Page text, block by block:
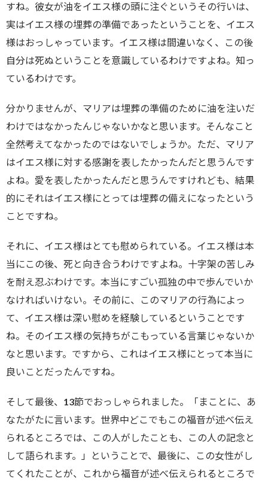
すね。彼女が油をイエス様の頭に注ぐというその行いは、
実はイエス様の埋葬の準備であったということを、イエス
様はおっしゃっています。イエス様は間違いなく、この後
自分は死ぬということを意識しているわけですよね。知っ
ているわけです。
分かりませんが、マリアは埋葬の準備のために油を注いだ
わけではなかったんじゃないかなと思います。そんなこと
全然考えてなかったのではないでしょうか。ただ、マリア
はイエス様に対する感謝を表したかったんだと思うんです
よね。愛を表したかったんだと思うんですけれども、結果
的にそれはイエス様にとっては埋葬の備えになったという
ことですね。
それに、イエス様はとても慰められている。イエス様は本
当にこの後、死と向き合うわけですよね。十字架の苦しみ
を耐え忍ぶわけです。本当にすごい孤独の中で歩んでいか
なければいけない。その前に、このマリアの行為によっ
て、イエス様は深い慰めを経験しているということです
ね。そのイエス様の気持ちがこもっている言葉じゃないか
なと思います。ですから、これはイエス様にとって本当に
良いことだったんですね。
そして最後、13節でおっしゃられました。「まことに、あ
なたがたに言います。世界中どこでもこの福音が述べ伝え
られるところでは、この人がしたことも、この人の記念と
して語られます。」ということで、最後に、この女性がし
てくれたことが、これから福音が述べ伝えられるところで